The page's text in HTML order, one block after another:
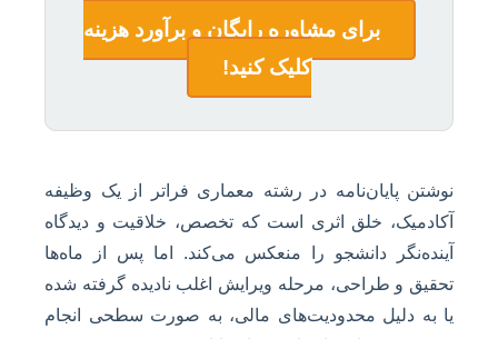
برای مشاوره رایگان و برآورد هزینه
کلیک کنید!
نوشتن پایان‌نامه در رشته معماری فراتر از یک وظیفه
آکادمیک، خلق اثری است که تخصص، خلاقیت و دیدگاه
آینده‌نگر دانشجو را منعکس می‌کند. اما پس از ماه‌ها
تحقیق و طراحی، مرحله ویرایش اغلب نادیده گرفته شده
یا به دلیل محدودیت‌های مالی، به صورت سطحی انجام